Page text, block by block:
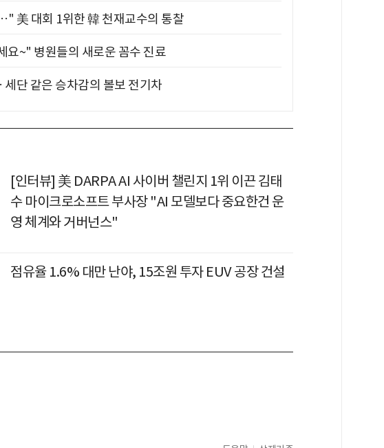
美 대회 1위한 韓 천재교수의 통찰
요~" 병원들의 새로운 꼼수 진료
단 같은 승차감의 볼보 전기차
[인터뷰] 美 DARPA AI 사이버 챌린지 1위 이끈 김태
수 마이크로소프트 부사장 "AI 모델보다 중요한건 운
영 체계와 거버넌스"
점유율 1.6% 대만 난야, 15조원 투자 EUV 공장 건설